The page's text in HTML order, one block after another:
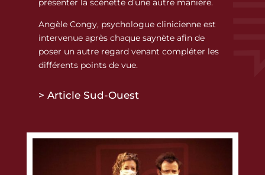
présenter la scénette d’une autre manière.
Angèle Congy, psychologue clinicienne est
intervenue après chaque saynète afin de
poser un autre regard venant compléter les
différents points de vue.
> Article Sud-Ouest